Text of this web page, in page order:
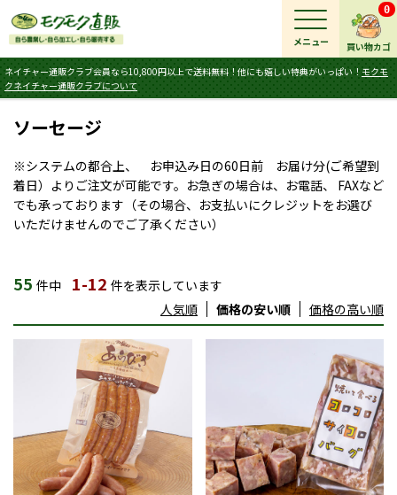
買い物カゴ
0
ネイチャー通販クラブ会員なら10,800円以上で送料無料！他にも嬉しい特典がいっぱい！ モクモ
クネイチャー通販クラブについて
メニュー
ソーセージ
※システムの都合上、 お申込み日の60日前 お届け分(ご希望到
着日）よりご注文が可能です。お急ぎの場合は、お電話、 FAXなど
でも承っております（その場合、お支払いにクレジットをお選び
いただけませんのでご了承ください）
55 件中 1-12 件を表示しています
人気順
価格の安い順 価格の高い順